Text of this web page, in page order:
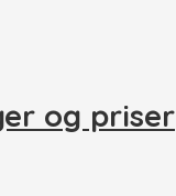
og priser